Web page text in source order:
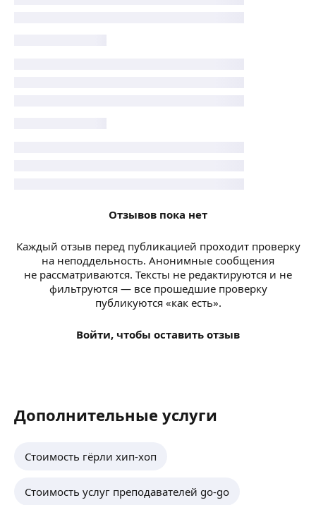
Отзывов пока нет
Каждый отзыв перед публикацией проходит проверку
на неподдельность. Анонимные сообщения
не рассматриваются. Тексты не редактируются и не
фильтруются — все прошедшие проверку
публикуются «как есть».
Войти, чтобы оставить отзыв
Дополнительные услуги
Стоимость гёрли хип-хоп
Стоимость услуг преподавателей go-go